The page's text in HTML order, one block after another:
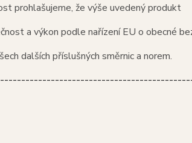
prohlašujeme, že výše uvedený produkt
a výkon podle nařízení EU o obecné
dalších příslušných směrnic a norem.